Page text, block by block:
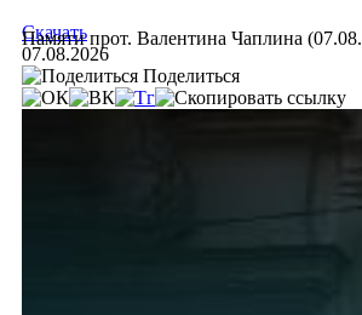
Памяти прот. Валентина Чаплина
Скачать
07.08.2026
Поделиться